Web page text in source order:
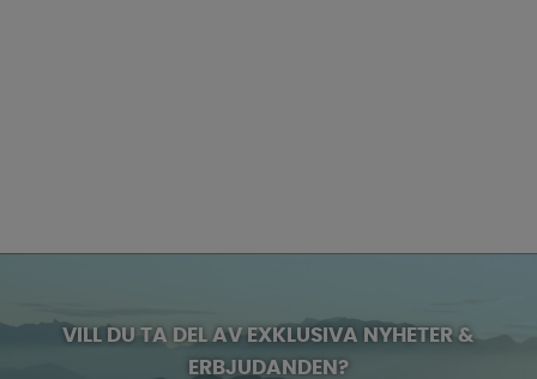
VILL DU TA DEL AV EXKLUSIVA NYHETER &
ERBJUDANDEN?